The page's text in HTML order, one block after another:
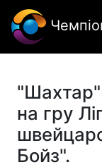
"Шахтар"
на гру
Бойз".